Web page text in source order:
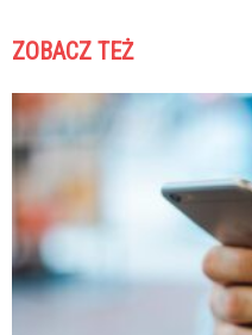
ZOBACZ TEŻ